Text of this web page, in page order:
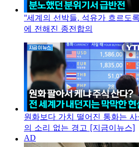
"세계의 선박들, 석유가 흐르도
에 전해진 종전합의
원화보다 가치 떨어진 통화는
의 소리 없는 경고 [지금이뉴스]